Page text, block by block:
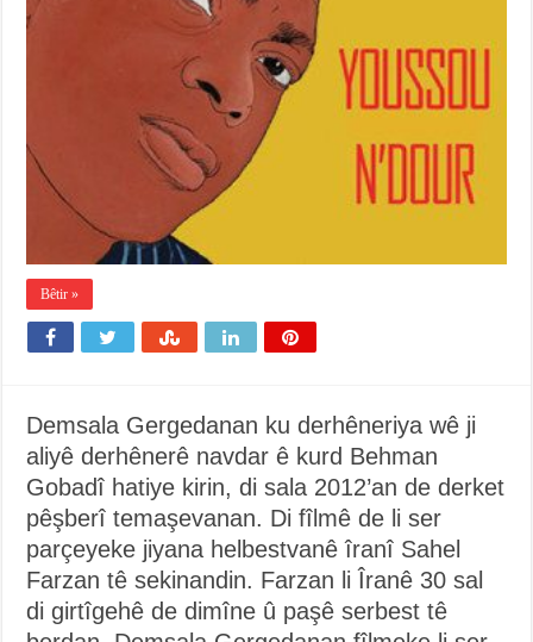
Bêtir »
Demsala Gergedanan ku derhêneriya wê ji
aliyê derhênerê navdar ê kurd Behman
Gobadî hatiye kirin, di sala 2012’an de derket
pêşberî temaşevanan. Di fîlmê de li ser
parçeyeke jiyana helbestvanê îranî Sahel
Farzan tê sekinandin. Farzan li Îranê 30 sal
di girtîgehê de dimîne û paşê serbest tê